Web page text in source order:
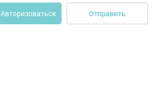
Авторизоваться Отправить